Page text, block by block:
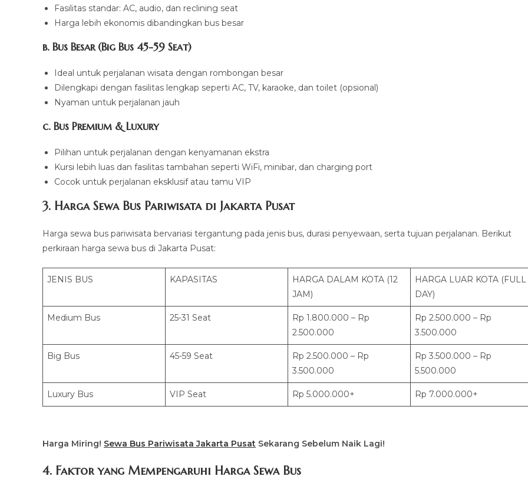
Fasilitas standar: AC, audio, dan reclining seat
Harga lebih ekonomis dibandingkan bus besar
b. Bus Besar (Big Bus 45-59 Seat)
Ideal untuk perjalanan wisata dengan rombongan besar
Dilengkapi dengan fasilitas lengkap seperti AC, TV, karaoke, dan toilet (opsional)
Nyaman untuk perjalanan jauh
c. Bus Premium & Luxury
Pilihan untuk perjalanan dengan kenyamanan ekstra
Kursi lebih luas dan fasilitas tambahan seperti WiFi, minibar, dan charging port
Cocok untuk perjalanan eksklusif atau tamu VIP
3. Harga Sewa Bus Pariwisata di Jakarta Pusat
Harga sewa bus pariwisata bervariasi tergantung pada jenis bus, durasi penyewaan, serta tujuan perjalanan. Berikut
perkiraan harga sewa bus di Jakarta Pusat:
JENIS BUS KAPASITAS
HARGA DALAM KOTA (12
JAM)
HARGA LUAR KOTA (FULL
DAY)
Medium Bus 25-31 Seat
Rp 1.800.000 – Rp
2.500.000
Rp 2.500.000 – Rp
3.500.000
Big Bus 45-59 Seat
Rp 2.500.000 – Rp
3.500.000
Rp 3.500.000 – Rp
5.500.000
Luxury Bus VIP Seat Rp 5.000.000+ Rp 7.000.000+
Harga Miring! Sewa Bus Pariwisata Jakarta Pusat Sekarang Sebelum Naik Lagi!
4. Faktor yang Mempengaruhi Harga Sewa Bus